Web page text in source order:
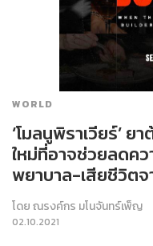
WORLD
‘โมลนูพิราเวียร์’ ย
ใหม่ที่อาจช่วยลดคว
พยาบาล-เสียชีวิตจ
โดยณรงค์กร มโนจันทร์เพ็ญ
02.10.2021